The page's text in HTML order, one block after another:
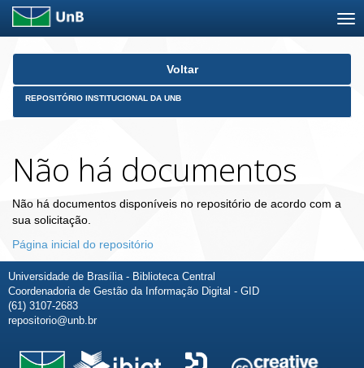
Skip
Voltar
REPOSITÓRIO INSTITUCIONAL DA UNB
Não há documentos
Não há documentos disponíveis no repositório de acordo com a
sua solicitação.
Página inicial do repositório
Universidade de Brasília - Biblioteca Central
Coordenadoria de Gestão da Informação Digital - GID
(61) 3107-2683
repositorio@unb.br